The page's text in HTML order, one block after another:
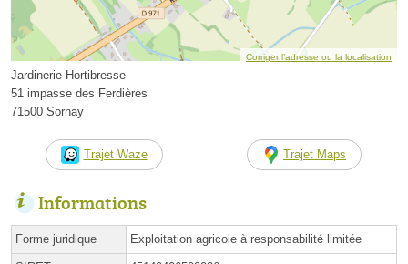
Corriger l’adresse ou la localisation
Jardinerie Hortibresse
51 impasse des Ferdières
71500 Sornay
Trajet Waze Trajet Maps
Informations
Forme juridique Exploitation agricole à responsabilité limitée